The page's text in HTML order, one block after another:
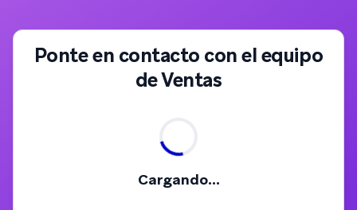
Ponte en contacto con el equipo
de Ventas
Cargando...